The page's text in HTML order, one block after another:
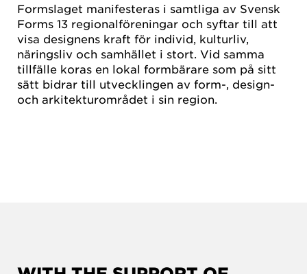
Formslaget manifesteras i samtliga av Svensk
Forms 13 regionalföreningar och syftar till att
visa designens kraft för individ, kulturliv,
näringsliv och samhället i stort. Vid samma
tillfälle koras en lokal formbärare som på sitt
sätt bidrar till utvecklingen av form-, design-
och arkitekturområdet i sin region.